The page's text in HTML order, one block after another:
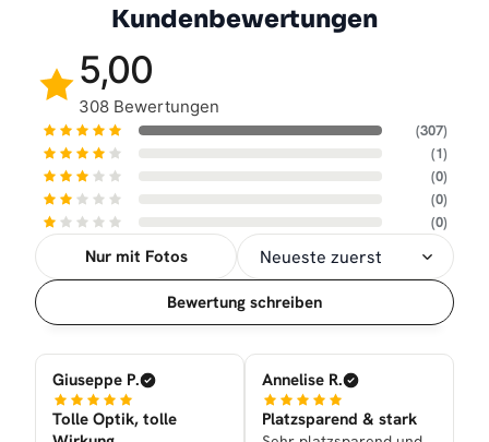
Kundenbewertungen
5,00
308 Bewertungen
(307)
(1)
(0)
(0)
(0)
Nur mit Fotos
Sortierung
Bewertung schreiben
Giuseppe P.
Tolle Optik, tolle
Annelise R.
Platzsparend & stark